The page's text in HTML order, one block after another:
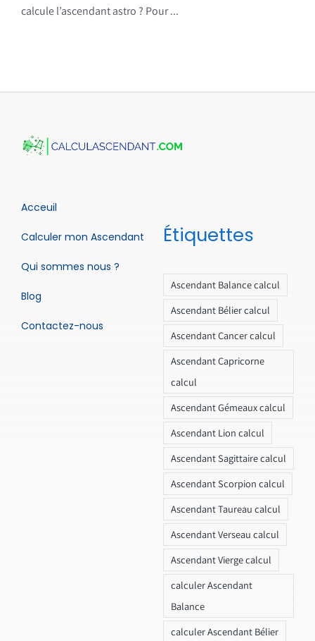
calcule l’ascendant astro ? Pour ...
Acceuil
Calculer mon Ascendant
Qui sommes nous ?
Blog
Contactez-nous
Étiquettes
Ascendant Balance calcul
Ascendant Bélier calcul
Ascendant Cancer calcul
Ascendant Capricorne
calcul
Ascendant Gémeaux calcul
Ascendant Lion calcul
Ascendant Sagittaire calcul
Ascendant Scorpion calcul
Ascendant Taureau calcul
Ascendant Verseau calcul
Ascendant Vierge calcul
calculer Ascendant
Balance
calculer Ascendant Bélier